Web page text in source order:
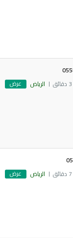
الرياض عرض
الرياض عرض